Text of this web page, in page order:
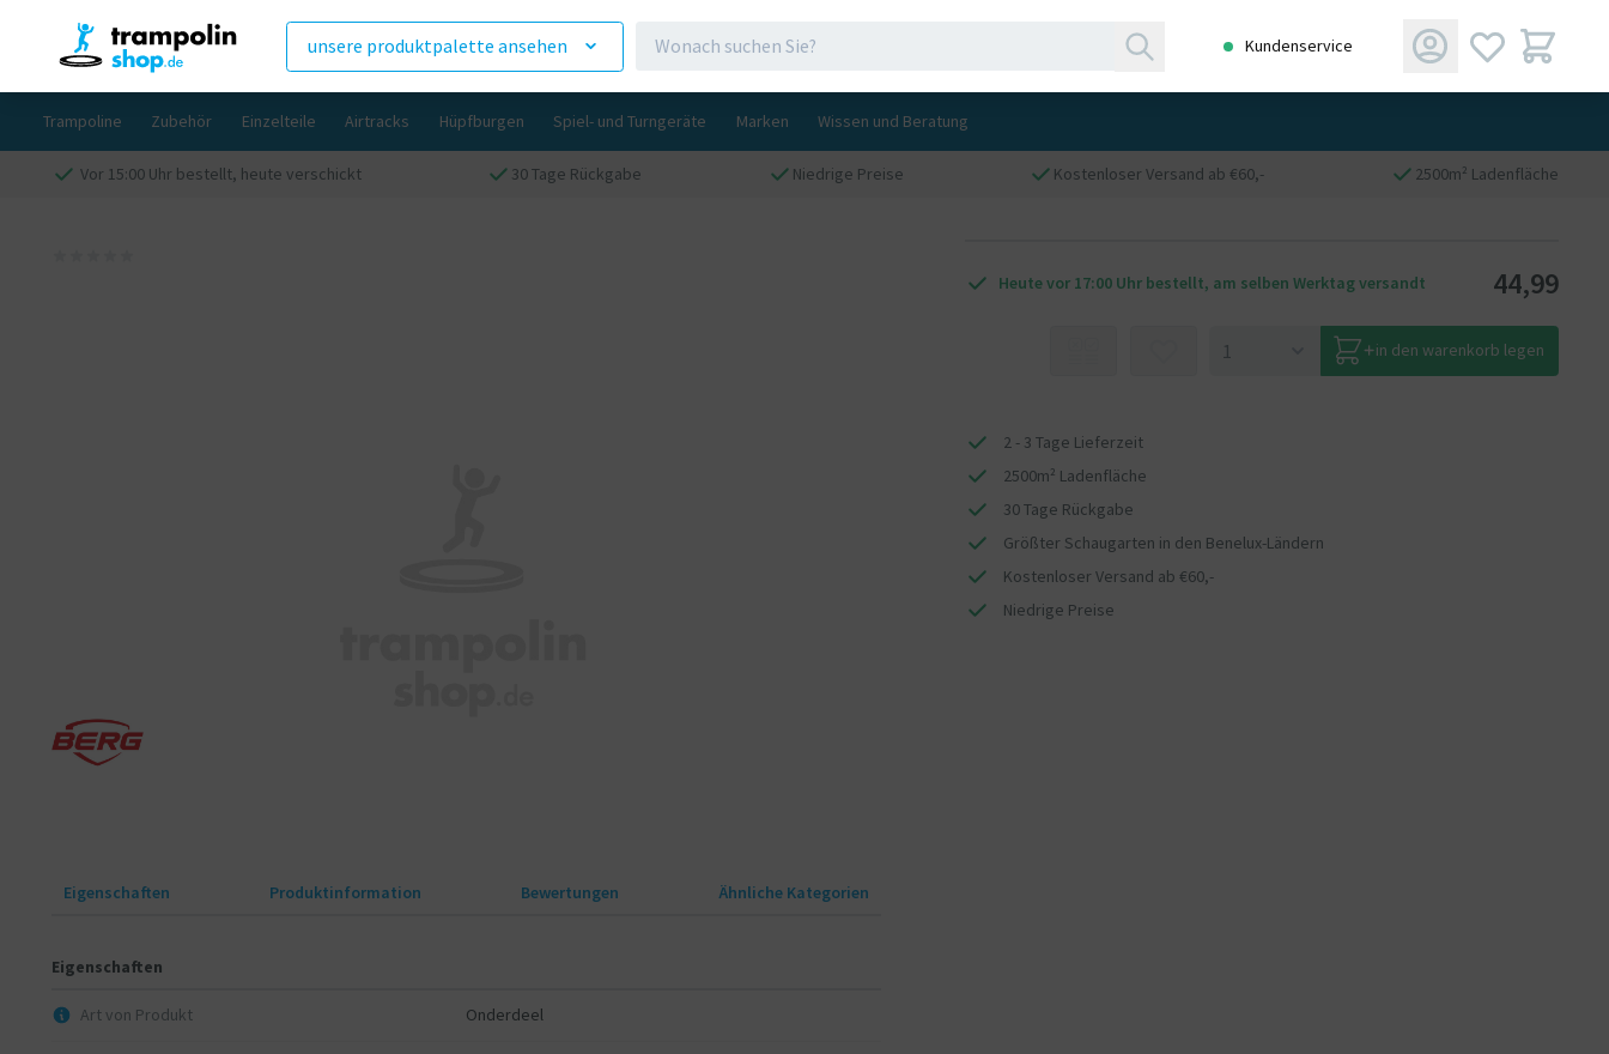
unsere produktpalette ansehen Kundenservice
Trampoline Zubehör Einzelteile Airtracks Hüpfburgen Spiel- und Turngeräte Marken Wissen und Beratung
Vor 15:00 Uhr bestellt, heute verschickt 30 Tage Rückgabe Niedrige Preise Kostenloser Versand ab €60,- 2500m² Ladenfläche
Eigenschaften Produktinformation Bewertungen Ähnliche Kategorien
Eigenschaften
Art von Produkt Onderdeel
Heute vor 17:00 Uhr bestellt, am selben Werktag versandt 44,99
in den warenkorb legen
2 - 3 Tage Lieferzeit
2500m² Ladenfläche
30 Tage Rückgabe
Größter Schaugarten in den Benelux-Ländern
Kostenloser Versand ab €60,-
Niedrige Preise